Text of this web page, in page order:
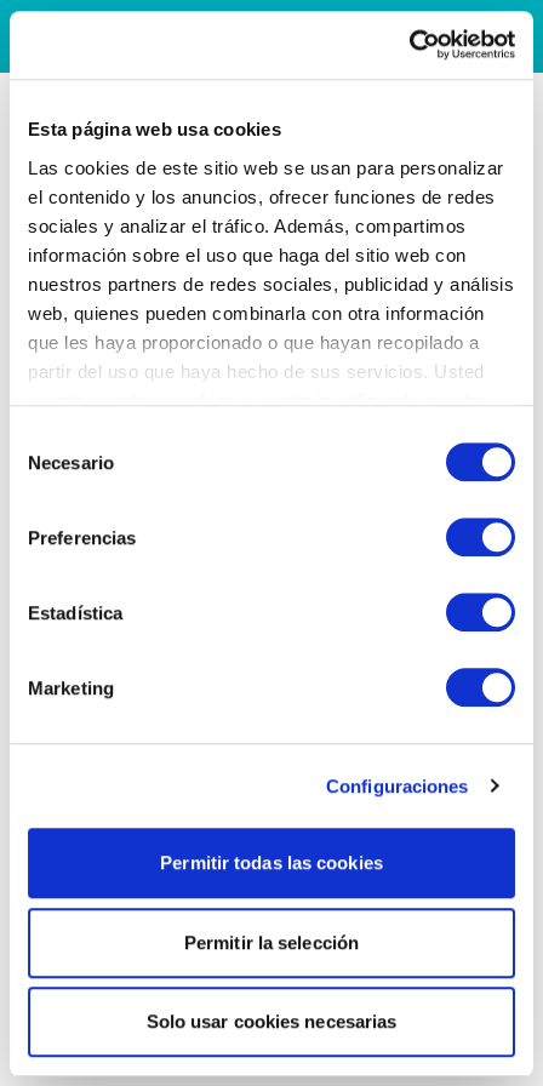
Esta página web usa cookies
Las cookies de este sitio web se usan para personalizar
el contenido y los anuncios, ofrecer funciones de redes
sociales y analizar el tráfico. Además, compartimos
información sobre el uso que haga del sitio web con
nuestros partners de redes sociales, publicidad y análisis
web, quienes pueden combinarla con otra información
que les haya proporcionado o que hayan recopilado a
partir del uso que haya hecho de sus servicios. Usted
Necesario
Preferencias
Estadística
Marketing
Configuraciones
Permitir todas las cookies
Permitir la selección
Solo usar cookies necesarias